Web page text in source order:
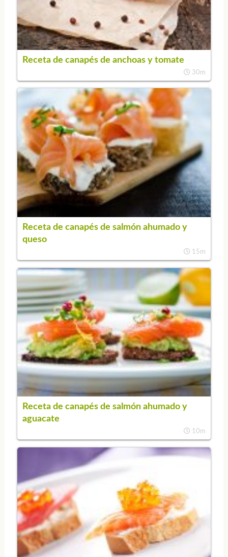
Receta de canapés de anchoas y tomate
30m
Receta de canapés de salmón ahumado y
queso
15m
Receta de canapés de salmón ahumado y
aguacate
10m